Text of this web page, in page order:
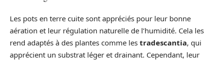
Les pots en terre cuite sont appréciés pour leur bonne
aération et leur régulation naturelle de l’humidité. Cela les
rend adaptés à des plantes comme les tradescantia, qui
apprécient un substrat léger et drainant. Cependant, leur